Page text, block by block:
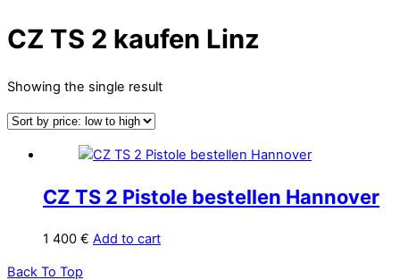
CZ TS 2 kaufen Linz
Showing the single result
CZ TS 2 Pistole bestellen Hannover
1 400 € Add to cart
Back To Top